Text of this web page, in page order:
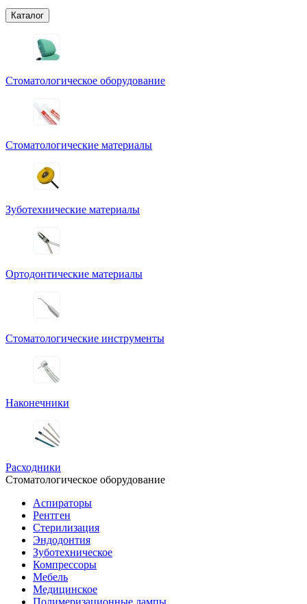
Каталог
Стоматологическое оборудование
Стоматологические материалы
Зуботехнические материалы
Ортодонтические материалы
Стоматологические инструменты
Наконечники
Расходники
Стоматологическое оборудование
Аспираторы
Рентген
Стерилизация
Эндодонтия
Зуботехническое
Компрессоры
Мебель
Медицинское
Полимеризационные лампы